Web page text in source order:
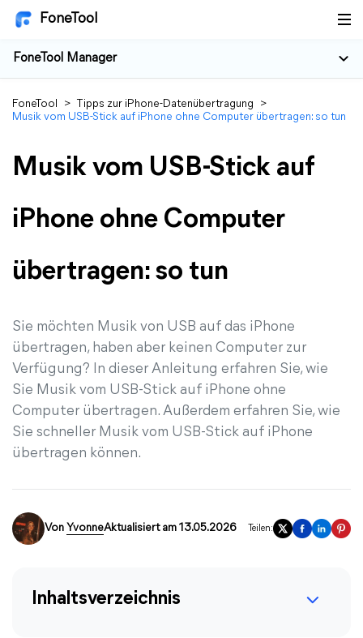
FoneTool
FoneTool Manager
FoneTool > Tipps zur iPhone-Datenübertragung
>
Musik vom USB-Stick auf iPhone ohne Computer übertragen: so tun
Musik vom USB-Stick auf
iPhone ohne Computer
übertragen: so tun
Sie möchten Musik von USB auf das iPhone
übertragen, haben aber keinen Computer zur
Verfügung? In dieser Anleitung erfahren Sie, wie
Sie Musik vom USB-Stick auf iPhone ohne
Computer übertragen. Außerdem erfahren Sie, wie
Sie schneller Musik vom USB-Stick auf iPhone
übertragen können.
Von YvonneAktualisiert am 13.05.2026 Teilen:
Inhaltsverzeichnis